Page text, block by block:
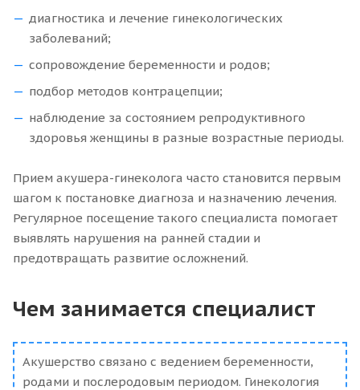
диагностика и лечение гинекологических
заболеваний;
сопровождение беременности и родов;
подбор методов контрацепции;
наблюдение за состоянием репродуктивного
здоровья женщины в разные возрастные периоды.
Прием акушера-гинеколога часто становится первым
шагом к постановке диагноза и назначению лечения.
Регулярное посещение такого специалиста помогает
выявлять нарушения на ранней стадии и
предотвращать развитие осложнений.
Чем занимается специалист
Акушерство связано с ведением беременности,
родами и послеродовым периодом. Гинекология